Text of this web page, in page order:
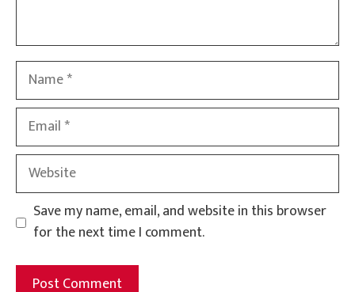
Name
Email
Website
Save my name, email, and website in this browser
for the next time I comment.